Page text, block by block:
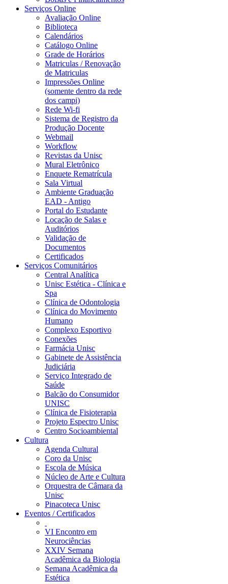
Serviços Online
Avaliação Online
Biblioteca
Calendários
Catálogo Online
Grade de Horários
Matriculas / Renovação
de Matriculas
Impressões Online
(somente dentro da rede
dos campi)
Rede Wi-fi
Sistema de Registro da
Produção Docente
Webmail
Workflow
Revistas da Unisc
Mural Eletrônico
Enquete Rematrícula
Sala Virtual
Ambiente Graduação
EAD - Antigo
Portal do Estudante
Locação de Salas e
Auditórios
Validação de
Documentos
Certificados
Serviços Comunitários
Central Analítica
Unisc Estética - Clínica e
Spa
Clínica de Odontologia
Clínica do Movimento
Humano
Complexo Esportivo
Conexões
Farmácia Unisc
Gabinete de Assistência
Judiciária
Serviço Integrado de
Saúde
Balcão do Consumidor
UNISC
Clínica de Fisioterapia
Projeto Espectro Unisc
Centro Socioambiental
Cultura
Agenda Cultural
Coro da Unisc
Escola de Música
Núcleo de Arte e Cultura
Orquestra de Câmara da
Unisc
Pinacoteca Unisc
Eventos / Certificados
VI Encontro em
Neurociências
XXIV Semana
Acadêmica da Biologia
Semana Acadêmica da
Estética